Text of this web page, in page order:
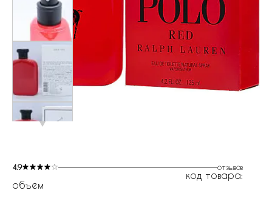
4.9 отзывов
код товара:
объем